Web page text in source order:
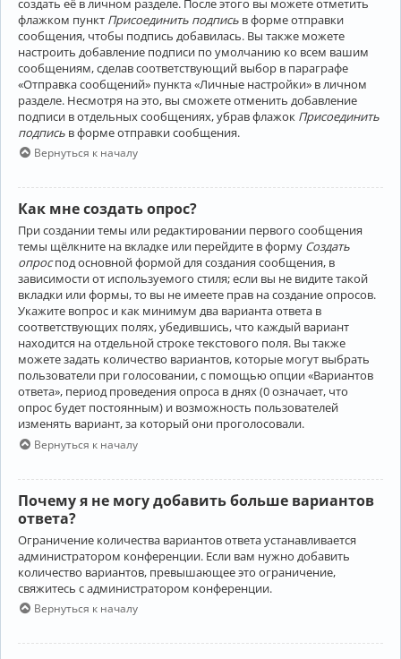
флажком пункт Присоединить подпись в форме отправки
сообщения, чтобы подпись добавилась. Вы также можете
настроить добавление подписи по умолчанию ко всем вашим
сообщениям, сделав соответствующий выбор в параграфе
«Отправка сообщений» пункта «Личные настройки» в личном
разделе. Несмотря на это, вы сможете отменить добавление
подписи в отдельных сообщениях, убрав флажок Присоединить
подпись в форме отправки сообщения.
Вернуться к началу
Как мне создать опрос?
При создании темы или редактировании первого сообщения
темы щёлкните на вкладке или перейдите в форму Создать
опроспод основной формой для создания сообщения, в
зависимости от используемого стиля; если вы не видите такой
вкладки или формы, то вы не имеете прав на создание опросов.
Укажите вопрос и как минимум два варианта ответа в
соответствующих полях, убедившись, что каждый вариант
находится на отдельной строке текстового поля. Вы также
можете задать количество вариантов, которые могут выбрать
пользователи при голосовании, с помощью опции «Вариантов
ответа», период проведения опроса в днях (0 означает, что
опрос будет постоянным) и возможность пользователей
изменять вариант, за который они проголосовали.
Вернуться к началу
Почему я не могу добавить больше вариантов
ответа?
Ограничение количества вариантов ответа устанавливается
администратором конференции. Если вам нужно добавить
количество вариантов, превышающее это ограничение,
свяжитесь с администратором конференции.
Вернуться к началу